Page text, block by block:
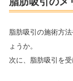
脂肪吸引の施術方
ょうか。
次に、脂肪吸引を